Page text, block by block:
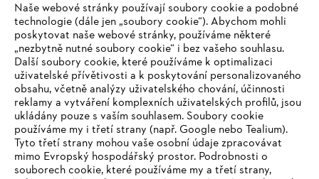
#STIHL
Společnost
Naše webové stránky používají soubory cookie a podobné
technologie (dále jen „soubory cookie“). Abychom mohli
poskytovat naše webové stránky, používáme některé
„nezbytně nutné soubory cookie“ i bez vašeho souhlasu.
Další soubory cookie, které používáme k optimalizaci
uživatelské přívětivosti a k poskytování personalizovaného
obsahu, včetně analýzy uživatelského chování, účinnosti
reklamy a vytváření komplexních uživatelských profilů, jsou
ukládány pouze s vaším souhlasem. Soubory cookie
používáme my i třetí strany (např. Google nebo Tealium).
Tyto třetí strany mohou vaše osobní údaje zpracovávat
mimo Evropský hospodářský prostor. Podrobnosti o
souborech cookie, které používáme my a třetí strany,